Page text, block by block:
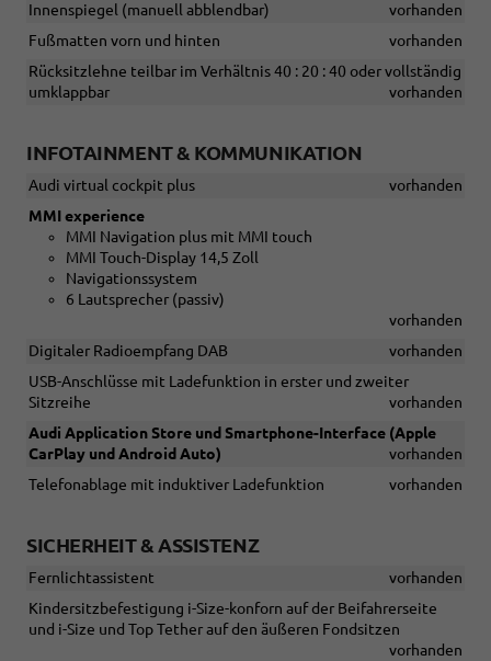
Innenspiegel (manuell abblendbar)
vorhanden
Fußmatten vorn und hinten
vorhanden
Rücksitzlehne teilbar im Verhältnis 40 : 20 : 40 oder vollständig
umklappbar
vorhanden
INFOTAINMENT & KOMMUNIKATION
Audi virtual cockpit plus
vorhanden
MMI experience
MMI Navigation plus mit MMI touch
MMI Touch-Display 14,5 Zoll
Navigationssystem
6 Lautsprecher (passiv)
vorhanden
Digitaler Radioempfang DAB
vorhanden
USB-Anschlüsse mit Ladefunktion in erster und zweiter
Sitzreihe
vorhanden
Audi Application Store und Smartphone-Interface (Apple
CarPlay und Android Auto)
vorhanden
Telefonablage mit induktiver Ladefunktion
vorhanden
SICHERHEIT & ASSISTENZ
Fernlichtassistent
vorhanden
Kindersitzbefestigung i-Size-konforn auf der Beifahrerseite
und i-Size und Top Tether auf den äußeren Fondsitzen
vorhanden